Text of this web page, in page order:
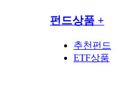
펀드상품 +
추천펀드
ETF상품